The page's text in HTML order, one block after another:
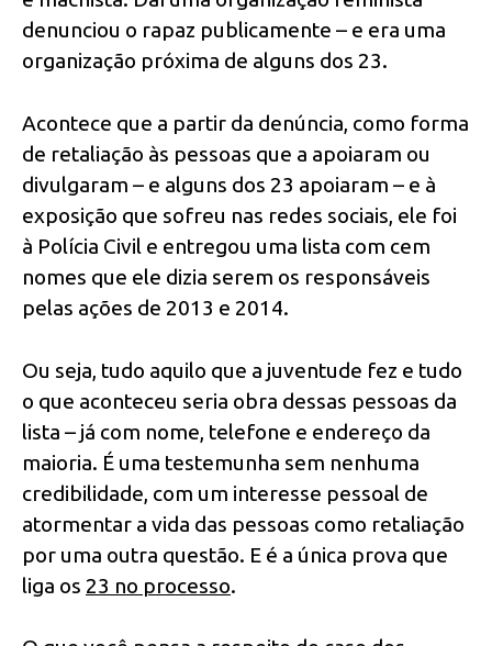
denunciou o rapaz publicamente – e era uma
organização próxima de alguns dos 23.
Acontece que a partir da denúncia, como forma
de retaliação às pessoas que a apoiaram ou
divulgaram – e alguns dos 23 apoiaram – e à
exposição que sofreu nas redes sociais, ele foi
à Polícia Civil e entregou uma lista com cem
nomes que ele dizia serem os responsáveis
pelas ações de 2013 e 2014.
Ou seja, tudo aquilo que a juventude fez e tudo
o que aconteceu seria obra dessas pessoas da
lista – já com nome, telefone e endereço da
maioria. É uma testemunha sem nenhuma
credibilidade, com um interesse pessoal de
atormentar a vida das pessoas como retaliação
por uma outra questão. E é a única prova que
liga os 23 no processo.